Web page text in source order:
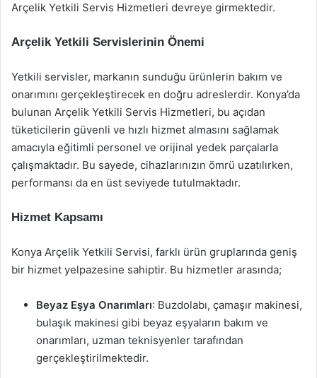
Arçelik Yetkili Servis Hizmetleri devreye girmektedir.
Arçelik Yetkili Servislerinin Önemi
Yetkili servisler, markanın sunduğu ürünlerin bakım ve
onarımını gerçekleştirecek en doğru adreslerdir. Konya’da
bulunan Arçelik Yetkili Servis Hizmetleri, bu açıdan
tüketicilerin güvenli ve hızlı hizmet almasını sağlamak
amacıyla eğitimli personel ve orijinal yedek parçalarla
çalışmaktadır. Bu sayede, cihazlarınızın ömrü uzatılırken,
performansı da en üst seviyede tutulmaktadır.
Hizmet Kapsamı
Konya Arçelik Yetkili Servisi, farklı ürün gruplarında geniş
bir hizmet yelpazesine sahiptir. Bu hizmetler arasında;
Beyaz Eşya Onarımları: Buzdolabı, çamaşır makinesi,
bulaşık makinesi gibi beyaz eşyaların bakım ve
onarımları, uzman teknisyenler tarafından
gerçekleştirilmektedir.